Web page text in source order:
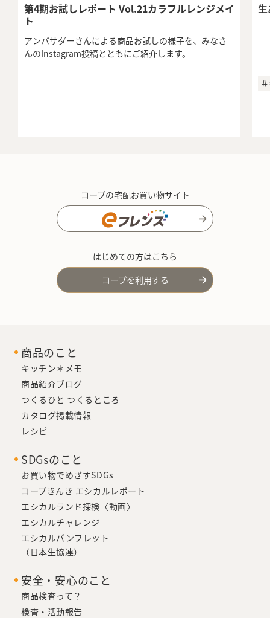
第4期お試しレポート Vol.21カラフルレンジメイ
ト
アンバサダーさんによる商品お試しの様子を、みなさ
んのInstagram投稿とともにご紹介します。
コープの宅配お買い物サイト
はじめての方はこちら
コープを利用する
商品のこと
キッチン＊メモ
商品紹介ブログ
つくるひと つくるところ
カタログ掲載情報
レシピ
SDGsのこと
お買い物でめざすSDGs
コープきんき エシカルレポート
エシカルランド探検〈動画〉
エシカルチャレンジ
エシカルパンフレット
（日本生協連）
安全・安心のこと
商品検査って？
検査・活動報告